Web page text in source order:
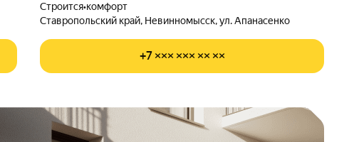
Строится•комфорт
Ставропольский край, Невинномысск, ул. Апанасенко
+7 ××× ××× ×× ××